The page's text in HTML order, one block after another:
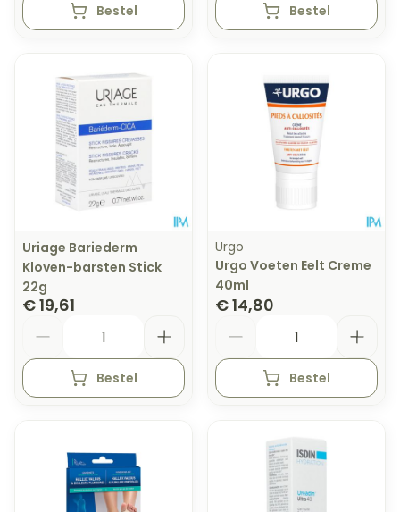
Bestel Bestel
Uriage Bariederm
Kloven-barsten Stick
22g
€ 19,61
Bestel
Urgo
Urgo Voeten Eelt Creme
40ml
€ 14,80
Bestel